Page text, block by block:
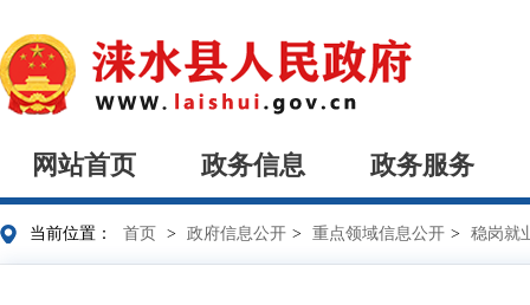
网站首页 政务信息 政务服务
当前位置： 首页 > 政府信息公开 > 重点领域信息公开 > 稳岗就